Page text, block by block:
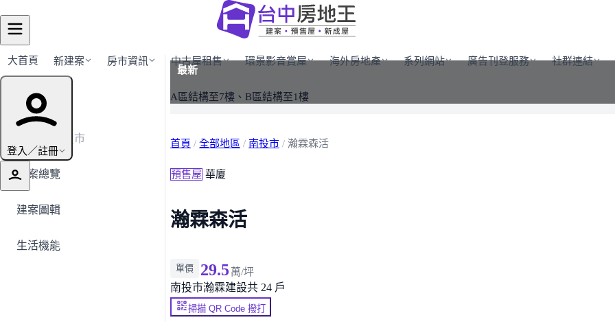
大首頁 新建案 房市資訊 中古屋租售 環景影音賞屋 海外房地產 系列網站 廣告刊登服務 社群連結
登入／註冊
建案導覽
← 返回南投市
建案總覽
建案圖輯
生活機能
最新
A區結構至7樓、B區結構至1樓
首頁 / 全部地區 / 南投市 / 瀚霖森活
預售屋 華廈
瀚霖森活
單價 29.5 萬/坪
南投市瀚霖建設共 24 戶
掃描 QR Code 撥打